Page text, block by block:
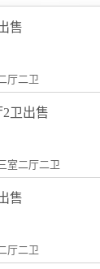
售
厅二卫
卫出售
室二厅二卫
售
厅二卫